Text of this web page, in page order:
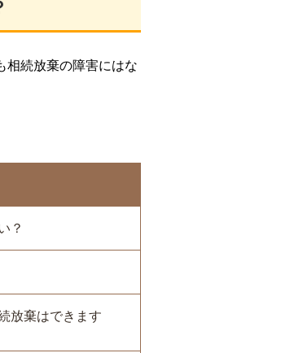
相続放棄の障害にはな
？
放棄はできます